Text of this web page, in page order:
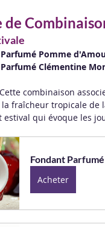
de
Pomme
Clémentine
combinaison
la fraîcheur tropicale
estival qui évoque les
Fondant
Acheter